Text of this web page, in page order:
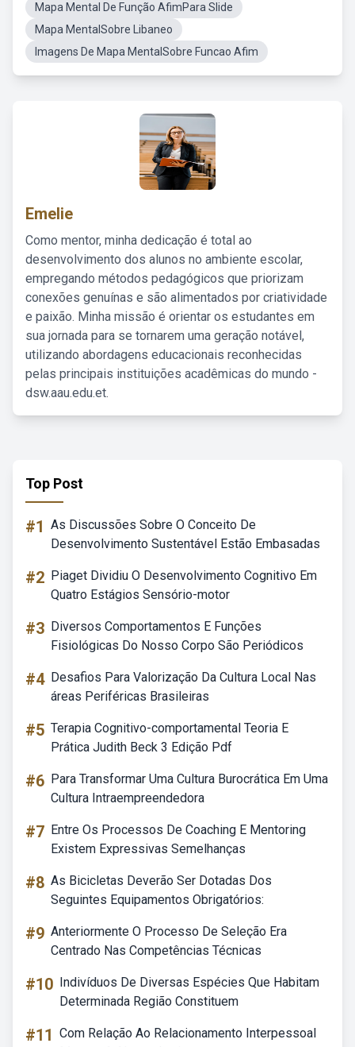
Mapa Mental De Função AfimPara Slide
Mapa MentalSobre Libaneo
Imagens De Mapa MentalSobre Funcao Afim
Emelie
Como mentor, minha dedicação é total ao
desenvolvimento dos alunos no ambiente escolar,
empregando métodos pedagógicos que priorizam
conexões genuínas e são alimentados por criatividade
e paixão. Minha missão é orientar os estudantes em
sua jornada para se tornarem uma geração notável,
utilizando abordagens educacionais reconhecidas
pelas principais instituições acadêmicas do mundo -
dsw.aau.edu.et.
Top Post
#1 As Discussões Sobre O Conceito De
Desenvolvimento Sustentável Estão Embasadas
#2 Piaget Dividiu O Desenvolvimento Cognitivo Em
Quatro Estágios Sensório-motor
#3 Diversos Comportamentos E Funções
Fisiológicas Do Nosso Corpo São Periódicos
#4 Desafios Para Valorização Da Cultura Local Nas
áreas Periféricas Brasileiras
#5 Terapia Cognitivo-comportamental Teoria E
Prática Judith Beck 3 Edição Pdf
#6 Para Transformar Uma Cultura Burocrática Em Uma
Cultura Intraempreendedora
#7 Entre Os Processos De Coaching E Mentoring
Existem Expressivas Semelhanças
#8 As Bicicletas Deverão Ser Dotadas Dos
Seguintes Equipamentos Obrigatórios:
#9 Anteriormente O Processo De Seleção Era
Centrado Nas Competências Técnicas
#10 Indivíduos De Diversas Espécies Que Habitam
Determinada Região Constituem
#11 Com Relação Ao Relacionamento Interpessoal